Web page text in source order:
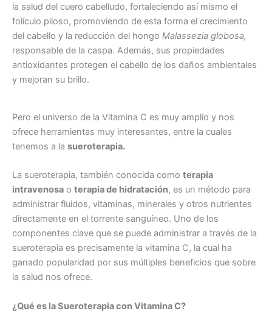
la salud del cuero cabelludo, fortaleciendo así mismo el
folículo piloso, promoviendo de esta forma el crecimiento
del cabello y la reducción del hongo Malassezia globosa,
responsable de la caspa. Además, sus propiedades
antioxidantes protegen el cabello de los daños ambientales
y mejoran su brillo.
Pero el universo de la Vitamina C es muy amplio y nos
ofrece herramientas muy interesantes, entre la cuales
tenemos a la sueroterapia.
La sueroterapia, también conocida como terapia
intravenosa o terapia de hidratación, es un método para
administrar fluidos, vitaminas, minerales y otros nutrientes
directamente en el torrente sanguíneo. Uno de los
componentes clave que se puede administrar a través de la
sueroterapia es precisamente la vitamina C, la cual ha
ganado popularidad por sus múltiples beneficios que sobre
la salud nos ofrece.
¿Qué es la Sueroterapia con Vitamina C?